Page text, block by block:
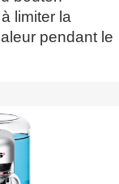
limiter la
pendant le